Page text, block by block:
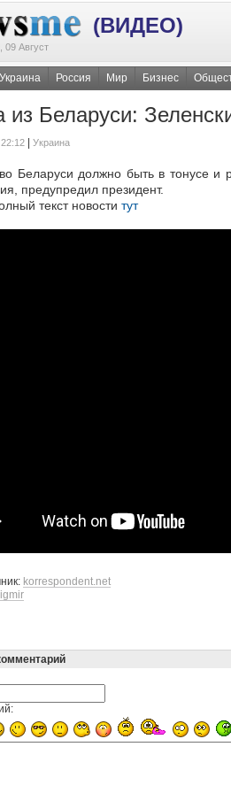
(ВИДЕО)
09 Август
Украина Россия Мир Бизнес
из Беларуси:
Украина
Беларуси должно быть в тонусе и
предупредил президент.
текст новости тут
korrespondent.net